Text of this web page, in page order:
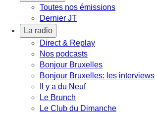
Toutes nos émissions
Dernier JT
La radio
Direct & Replay
Nos podcasts
Bonjour Bruxelles
Bonjour Bruxelles: les interviews
Il y a du Neuf
Le Brunch
Le Club du Dimanche